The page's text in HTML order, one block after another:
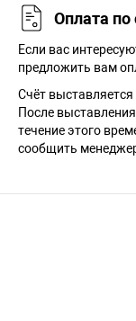
Оплата по
Если вас
предложить вам
Счёт
После
течение этого
сообщить